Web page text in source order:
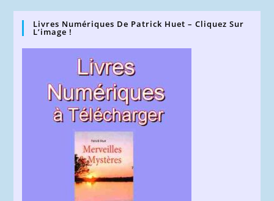
Livres Numériques De Patrick Huet – Cliquez Sur
L’image !